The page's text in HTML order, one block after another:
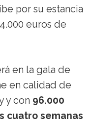
por su estancia
euros de
en la gala de
en calidad de
y con 96.000
cuatro semanas